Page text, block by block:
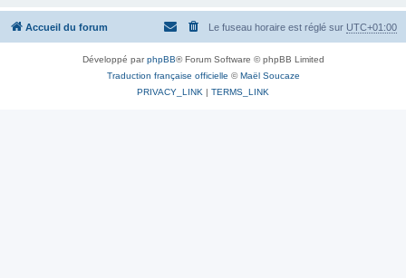
Accueil du forum Le fuseau horaire est réglé sur UTC+01:00
Développé parphpBB® Forum Software © phpBB Limited
Traduction française officielle ©Maël Soucaze
PRIVACY_LINK | TERMS_LINK